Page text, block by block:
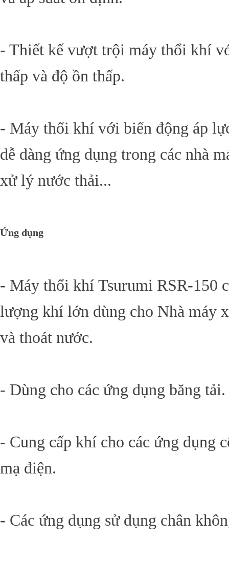
- Thiết kế vượt trội máy thổi khí
thấp và độ ồn thấp.
- Máy thổi khí với biến động áp
dễ dàng ứng dụng trong các nhà
xử lý nước thải...
Ứng dụng
- Máy thổi khí Tsurumi RSR-150
lượng khí lớn dùng cho Nhà máy
và thoát nước.
- Dùng cho các ứng dụng băng tải.
- Cung cấp khí cho các ứng dụng
mạ điện.
- Các ứng dụng sử dụng chân